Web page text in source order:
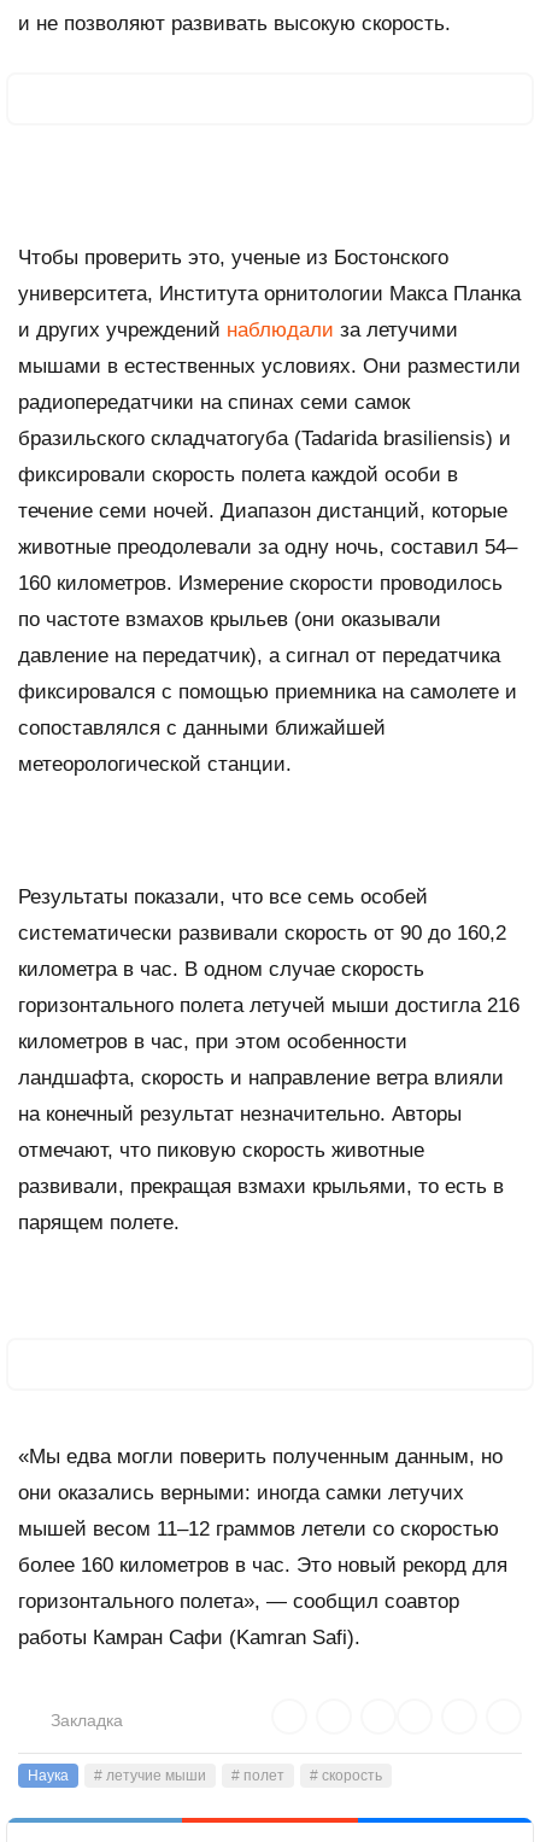
и не позволяют развивать высокую скорость.
Чтобы проверить это, ученые из Бостонского
университета, Института орнитологии Макса Планка
и других учреждений наблюдали за летучими
мышами в естественных условиях. Они разместили
радиопередатчики на спинах семи самок
бразильского складчатогуба (Tadarida brasiliensis) и
фиксировали скорость полета каждой особи в
течение семи ночей. Диапазон дистанций, которые
животные преодолевали за одну ночь, составил 54–
160 километров. Измерение скорости проводилось
по частоте взмахов крыльев (они оказывали
давление на передатчик), а сигнал от передатчика
фиксировался с помощью приемника на самолете и
сопоставлялся с данными ближайшей
метеорологической станции.
Результаты показали, что все семь особей
систематически развивали скорость от 90 до 160,2
километра в час. В одном случае скорость
горизонтального полета летучей мыши достигла 216
километров в час, при этом особенности
ландшафта, скорость и направление ветра влияли
на конечный результат незначительно. Авторы
отмечают, что пиковую скорость животные
развивали, прекращая взмахи крыльями, то есть в
парящем полете.
«Мы едва могли поверить полученным данным, но
они оказались верными: иногда самки летучих
мышей весом 11–12 граммов летели со скоростью
более 160 километров в час. Это новый рекорд для
горизонтального полета», — сообщил соавтор
работы Камран Сафи (Kamran Safi).
Закладка
Наука # летучие мыши # полет # скорость